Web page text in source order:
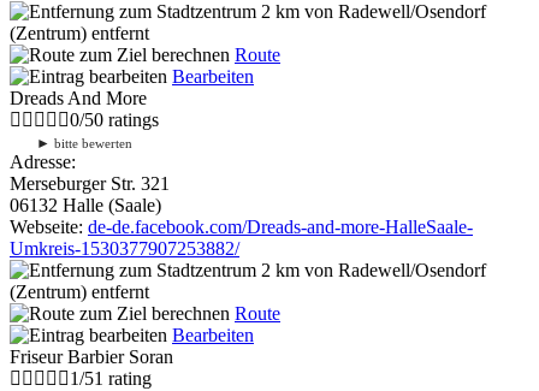
2 km von Radewell/Osendorf
(Zentrum) entfernt
Route
Bearbeiten
Dreads And More
0/50 ratings
► bitte bewerten
Adresse:
Merseburger Str. 321
06132 Halle (Saale)
Webseite: de-de.facebook.com/Dreads-and-more-HalleSaale-
Umkreis-1530377907253882/
2 km von Radewell/Osendorf
(Zentrum) entfernt
Route
Bearbeiten
Friseur Barbier Soran
1/51 rating